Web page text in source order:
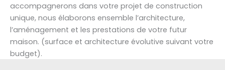
accompagnerons dans votre projet de construction
unique, nous élaborons ensemble l’architecture,
l’aménagement et les prestations de votre futur
maison. (surface et architecture évolutive suivant votre
budget).